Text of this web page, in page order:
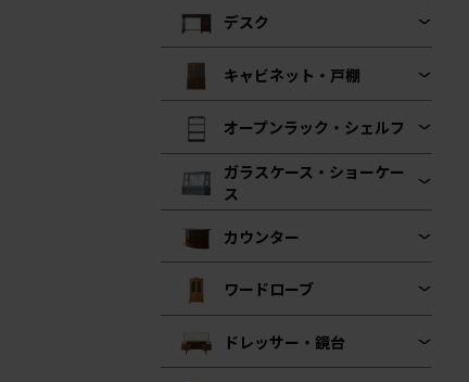
デスク
キャビネット・戸棚
オープンラック・シェルフ
ガラスケース・ショーケー
ス
カウンター
ワードローブ
ドレッサー・鏡台